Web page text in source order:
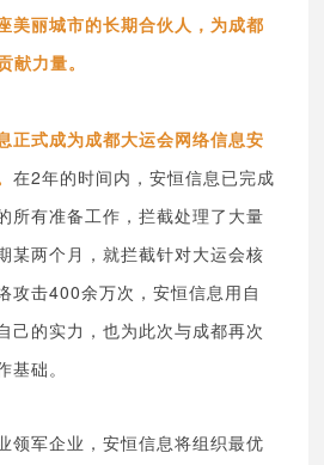
美丽城市的长期合伙人 ，为成都
献力量。
正式成为成都大运会网络信息安
在2年的时间内，安恒信息已完成
所有准备工作，拦截处理了大量
某两个月，就拦截针对大运会核
攻击400余万次，安恒信息用自
己的实力，也为此次与成都再次
础。
领军企业，安恒信息将组织最优